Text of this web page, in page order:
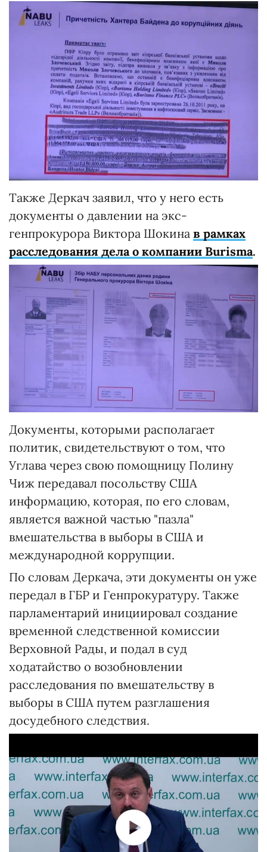
Также Деркач заявил, что у него есть
документы о давлении на экс-
генпрокурора Виктора Шокина в рамках
расследования дела о компании Burisma.
Документы, которыми располагает
политик, свидетельствуют о том, что
Углава через свою помощницу Полину
Чиж передавал посольству США
информацию, которая, по его словам,
является важной частью "пазла"
вмешательства в выборы в США и
международной коррупции.
По словам Деркача, эти документы он уже
передал в ГБР и Генпрокуратуру. Также
парламентарий инициировал создание
временной следственной комиссии
Верховной Рады, и подал в суд
ходатайство о возобновлении
расследования по вмешательству в
выборы в США путем разглашения
досудебного следствия.